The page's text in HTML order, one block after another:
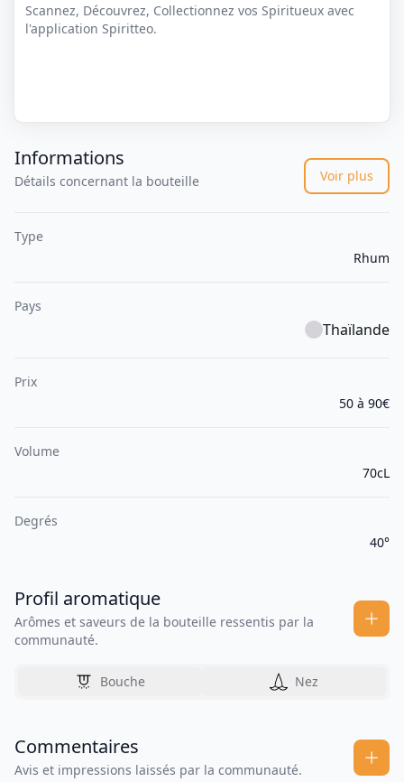
Scannez, Découvrez, Collectionnez vos Spiritueux avec
l'application Spiritteo.
Informations
Détails concernant la bouteille Voir plus
Type
Rhum
Pays
Thaïlande
Prix
50 à 90€
Volume
70cL
Degrés
40°
Profil aromatique
Arômes et saveurs de la bouteille ressentis par la
communauté.
Bouche Nez
Commentaires
Avis et impressions laissés par la communauté.